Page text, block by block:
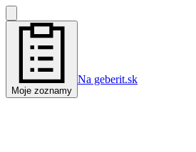
Moje zoznamy
Na geberit.sk